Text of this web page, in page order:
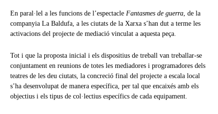
En paral·lel a les funcions de l’espectacle Fantasmes de guerra, de la
companyia La Baldufa, a les ciutats de la Xarxa s’han dut a terme les
activacions del projecte de mediació vinculat a aquesta peça.
Tot i que la proposta inicial i els dispositius de treball van treballar-se
conjuntament en reunions de totes les mediadores i programadores dels
teatres de les deu ciutats, la concreció final del projecte a escala local
s’ha desenvolupat de manera específica, per tal que encaixés amb els
objectius i els tipus de col·lectius específics de cada equipament.